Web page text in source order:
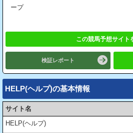
ープ
この競馬予想サイト
検証レポート
HELP(ヘルプ)の基本情報
サイト名
HELP(ヘルプ)